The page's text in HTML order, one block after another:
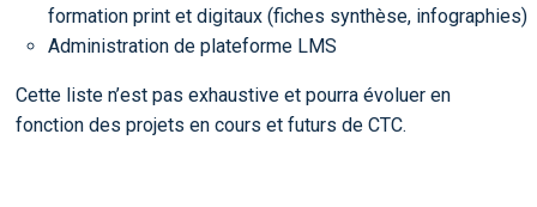
formation print et digitaux (fiches synthèse, infographies)
Administration de plateforme LMS
Cette liste n’est pas exhaustive et pourra évoluer en
fonction des projets en cours et futurs de CTC.